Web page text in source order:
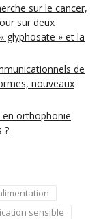
sur le cancer,
sur deux
glyphosate » et la
de
nouveaux
en orthophonie
?
sensible